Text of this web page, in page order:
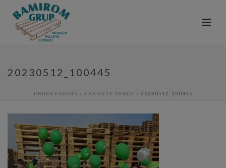
20230512_100445
PRIMA PAGINĂ » TRAIESTE VERDE » 20230512_100445